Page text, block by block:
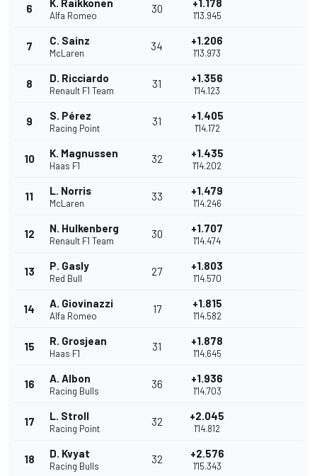
6 K. Raikkonen
Alfa Romeo
30 +1.178
1'13.945
7 C. Sainz
McLaren
34 +1.206
1'13.973
8 D. Ricciardo
Renault F1 Team
31 +1.356
1'14.123
9 S. Pérez
Racing Point
31 +1.405
1'14.172
10 K. Magnussen
Haas F1
32 +1.435
1'14.202
11 L. Norris
McLaren
33 +1.479
1'14.246
12 N. Hulkenberg
Renault F1 Team
30 +1.707
1'14.474
13 P. Gasly
Red Bull
27 +1.803
1'14.570
14 A. Giovinazzi
Alfa Romeo
17 +1.815
1'14.582
15 R. Grosjean
Haas F1
31 +1.878
1'14.645
16 A. Albon
Racing Bulls
36 +1.936
1'14.703
17 L. Stroll
Racing Point
32 +2.045
1'14.812
18 D. Kvyat
Racing Bulls
32 +2.576
1'15.343